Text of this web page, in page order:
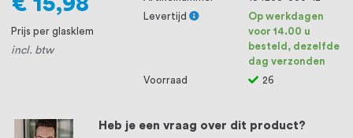
Heb je een vraag over dit product?
Prijs per glasklem
incl. btw
Levertijd
Op werkdagen
voor 14.00 u
besteld, dezelfde
dag verzonden
Voorraad
26